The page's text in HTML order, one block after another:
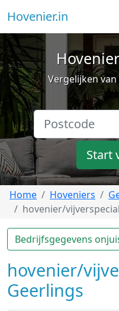
Hovenier.in
Vergelijken
Start
Home Hoveniers
hovenier/
Bedrijfsgegevens
hovenier/
Geerlings